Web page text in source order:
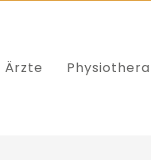
Ärzte